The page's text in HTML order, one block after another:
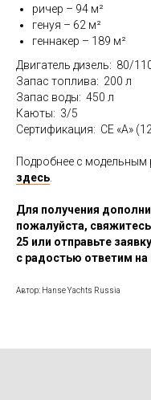
ричер – 94 м²
генуя – 62 м²
геннакер – 189 м²
Двигатель дизель: 80/
Запас топлива: 200 л
Запас воды: 450 л
Каюты: 3/5
Сертификация: CE «A»
Подробнее с
здесь
Для получения
пожалуйста,
25 или отправьте
с радостью ответим
Автор: Hanse Yachts Russia